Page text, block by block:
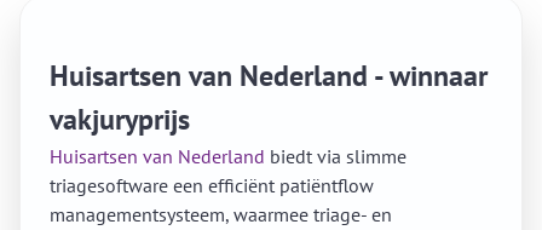
Huisartsen van Nederland - winnaar
vakjuryprijs
Huisartsen van Nederland biedt via slimme
triagesoftware een efficiënt patiëntflow
managementsysteem, waarmee triage- en